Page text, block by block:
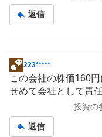
返信
掲
示
板
223*****
この会社の株価160
せめて会社として責
投資の
返信